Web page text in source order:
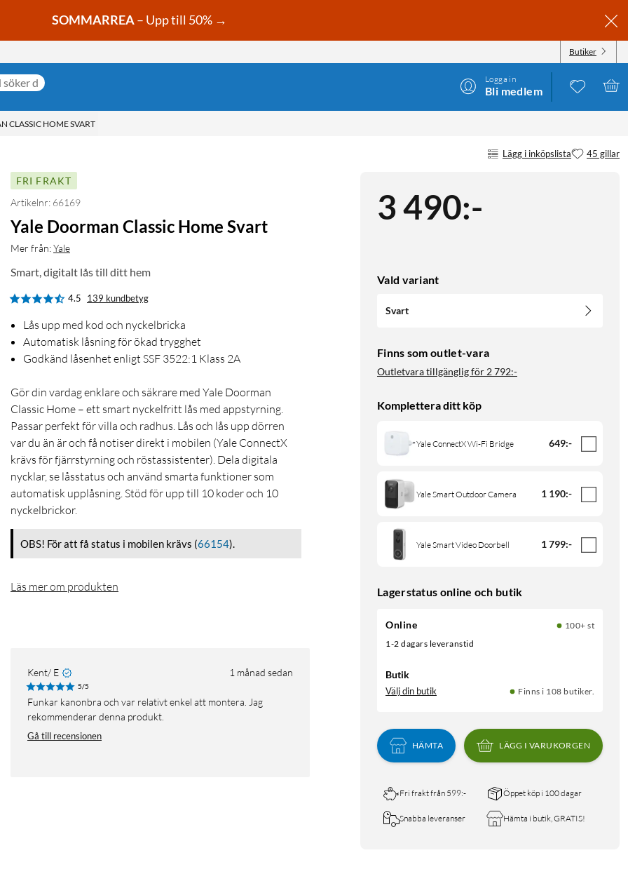
SOMMARREA– Upp till 50% →
Butiker
Logga in
Bli medlem
CLASSIC HOME SVART
Lägg i inköpslista 45 gillar
3 490:-
Vald variant
Svart
Finns som outlet-vara
Outletvara tillgänglig för2 792:-
Komplettera ditt köp
Yale ConnectX Wi-Fi Bridge 649:-
Yale Smart Outdoor Camera 1 190:-
Yale Smart Video Doorbell 1 799:-
Lagerstatus online och butik
Online
100+ st
1-2 dagars leveranstid
Butik
Välj din butik Finns i 108 butiker.
HÄMTA LÄGG I VARUKORGEN
Fri frakt från 599:- Öppet köp i 100 dagar
Snabba leveranser Hämta i butik, GRATIS!
FRI FRAKT
Artikelnr: 66169
Yale Doorman Classic Home Svart
Mer från:Yale
Smart, digitalt lås till ditt hem
4.5 139 kundbetyg
Lås upp med kod och nyckelbricka
Automatisk låsning för ökad trygghet
Godkänd låsenhet enligt SSF 3522:1 Klass 2A
Gör din vardag enklare och säkrare med Yale Doorman
Classic Home – ett smart nyckelfritt lås med appstyrning.
Passar perfekt för villa och radhus. Lås och lås upp dörren
var du än är och få notiser direkt i mobilen (Yale ConnectX
krävs för fjärrstyrning och röstassistenter). Dela digitala
nycklar, se låsstatus och använd smarta funktioner som
automatisk upplåsning. Stöd för upp till 10 koder och 10
nyckelbrickor.
OBS! För att få status i mobilen krävs (66154).
Läs mer om produkten
Kent/ E 1 månad sedan
5/5
Funkar kanonbra och var relativt enkel att montera. Jag
rekommenderar denna produkt.
Gå till recensionen